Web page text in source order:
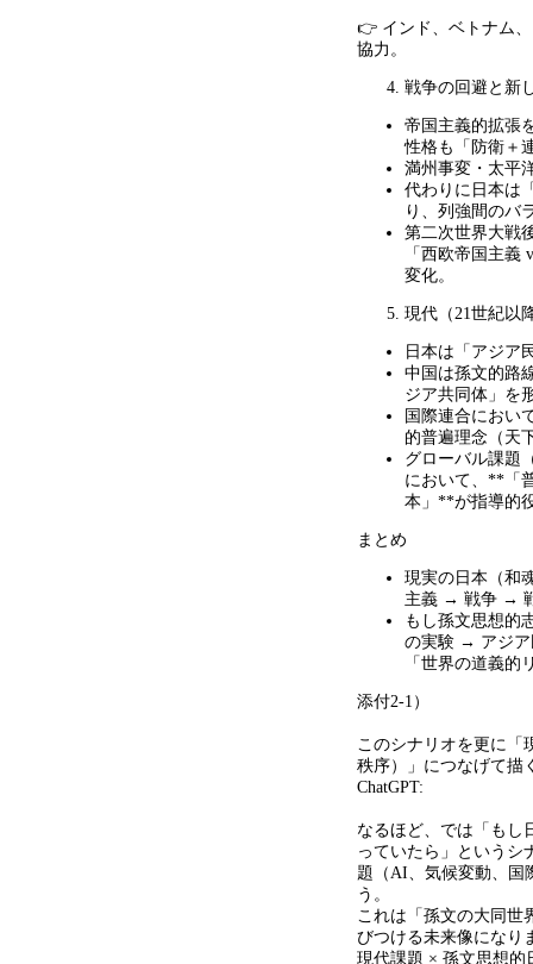
👉 インド、ベトナム
協力。
戦争の回避と新
帝国主義的拡張
性格も「防衛＋
満州事変・太平
代わりに日本は
り、列強間のバ
第二次世界大戦
「西欧帝国主義
変化。
現代（21世紀以
日本は「アジア
中国は孫文的路
ジア共同体」を
国際連合におい
的普遍理念（天
グローバル課題
において、 ** 「
本」 **が指導的
まとめ
現実の日本（和
主義 → 戦争 →
もし孫文思想的
の実験 → アジ
「世界の道義的
添付2-1 ）
このシナリオを更に「
秩序）」につなげて描
ChatGPT:
なるほど、では「もし
っていたら」というシ
題（AI、気候変動、国
う。
これは「孫文の大同世
びつける未来像になり
現代課題 × 孫文思想的